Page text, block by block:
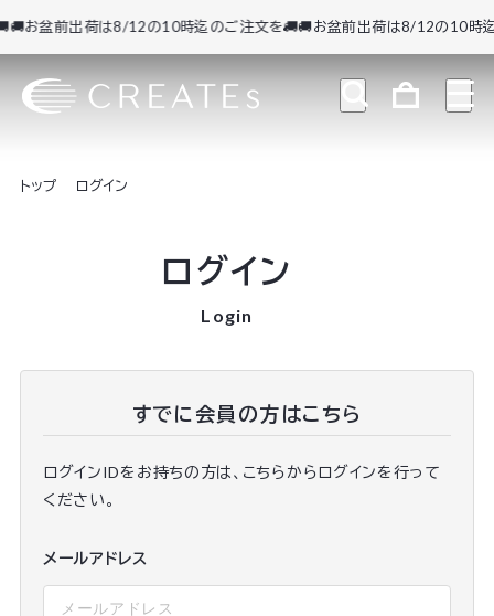
お盆前出荷は8/12の10時迄のご注文を🚚🚚お盆前出荷は8/12の10時迄
トップ ログイン
ログイン
Login
すでに会員の方はこちら
ログインIDをお持ちの方は、こちらからログインを行って
ください。
メールアドレス